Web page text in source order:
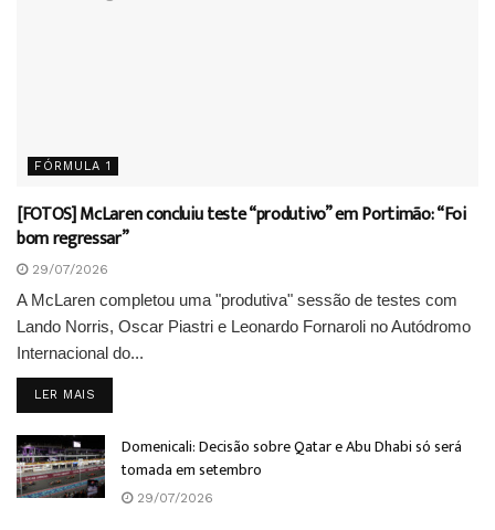
FÓRMULA 1
[FOTOS] McLaren concluiu teste “produtivo” em Portimão: “Foi
bom regressar”
29/07/2026
A McLaren completou uma "produtiva" sessão de testes com
Lando Norris, Oscar Piastri e Leonardo Fornaroli no Autódromo
Internacional do...
LER MAIS
Domenicali: Decisão sobre Qatar e Abu Dhabi só será
tomada em setembro
29/07/2026